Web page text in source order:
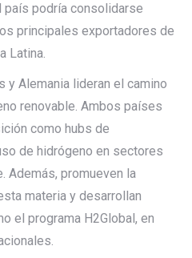
podría consolidarse
principales exportadores de
Latina.
y Alemania lideran el camino
renovable. Ambos países
como hubs de
de hidrógeno en sectores
Además, promueven la
materia y desarrollan
el programa H2Global, en